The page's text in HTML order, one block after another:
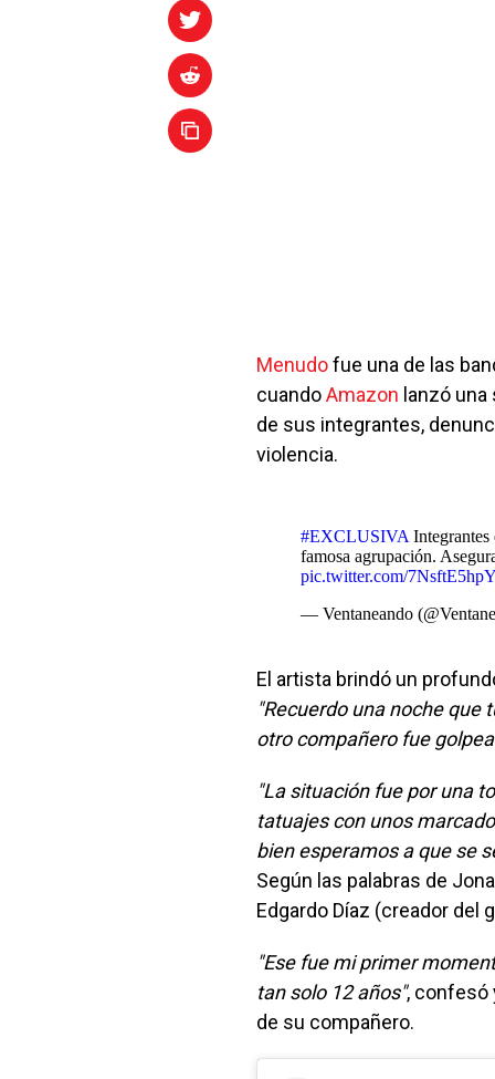
Menudofue una de las
cuandoAmazon lanzó
de sus integrantes,
violencia.
#EXCLUSIVA Integrantes
famosa agrupación.
pic.twitter.com/
— Ventaneando
El artista brindó un
"Recuerdo una noche que
otro compañero fue
"La situación fue por una
tatuajes con unos
bien esperamos a que se
Según las palabras de
Edgardo Díaz (creador del
"Ese fue mi primer
tan solo 12 años", confesó
de su compañero.